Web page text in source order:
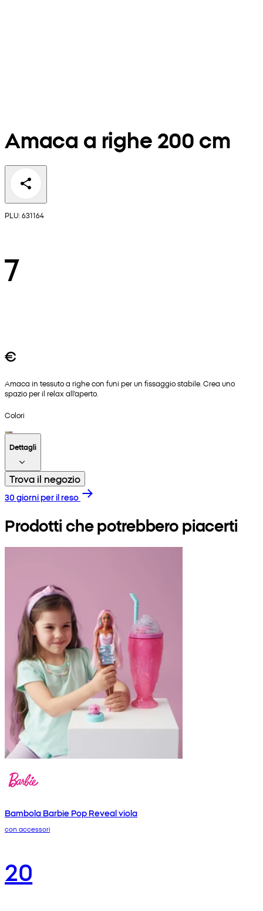
Amaca a righe 200 cm
PLU: 631164
7
€
Amaca in tessuto a righe con funi per un fissaggio stabile. Crea uno
spazio per il relax all'aperto.
Colori
Dettagli
Trova il negozio
30 giorni per il reso
Prodotti che potrebbero piacerti
Bambola Barbie Pop Reveal viola
con accessori
20